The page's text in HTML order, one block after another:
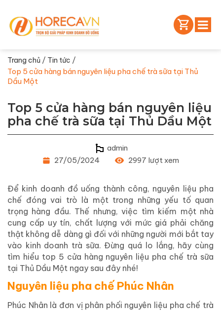
Trang chủ / Tin tức /
Top 5 cửa hàng bán nguyên liệu pha chế trà sữa tại Thủ
Dầu Một
Top 5 cửa hàng bán nguyên liệu
pha chế trà sữa tại Thủ Dầu Một
admin
27/05/2024
2997 lượt xem
Để kinh doanh đồ uống thành công, nguyên liệu pha
chế đóng vai trò là một trong những yếu tố quan
trọng hàng đầu. Thế nhưng, việc tìm kiếm một nhà
cung cấp uy tín, chất lượng với mức giá phải chăng
thật không dễ dàng gì đối với những người mới bắt tay
vào kinh doanh trà sữa. Đừng quá lo lắng, hãy cùng
tìm hiểu top 5 cửa hàng nguyên liệu pha chế trà sữa
tại Thủ Dầu Một ngay sau đây nhé!
Nguyên liệu pha chế Phúc Nhân
Phúc Nhân là đơn vị phân phối nguyên liệu pha chế trà